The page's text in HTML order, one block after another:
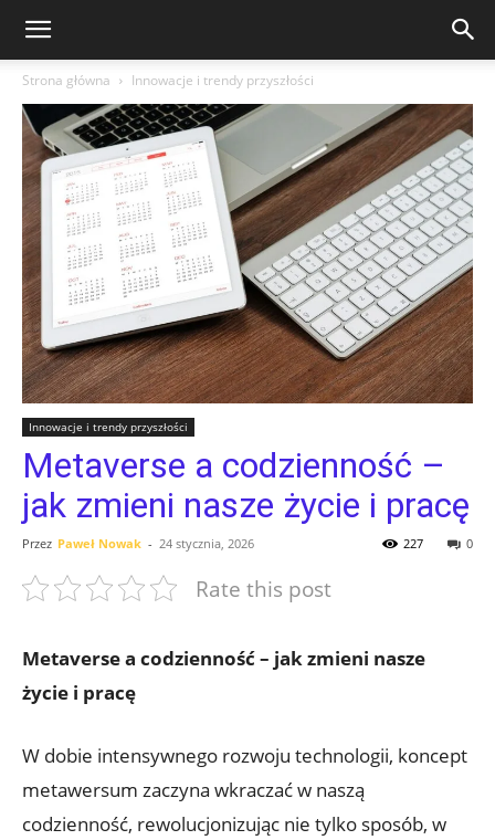
Strona główna Innowacje i trendy przyszłości
Innowacje i trendy przyszłości
Metaverse a codzienność –
jak zmieni nasze życie i pracę
Przez Paweł Nowak - 24 stycznia, 2026 0
227
Rate this post
Metaverse a codzienność – jak zmieni nasze
życie i pracę
W dobie intensywnego rozwoju technologii, koncept
metawersum zaczyna wkraczać w naszą
codzienność, rewolucjonizując nie tylko sposób, w